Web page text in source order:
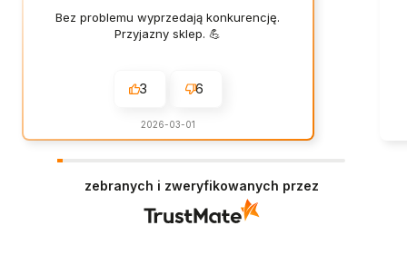
Bez problemu wyprzedają konkurencję.
Przyjazny sklep. 💪
3 6
2026-03-01
zebranych i zweryfikowanych przez